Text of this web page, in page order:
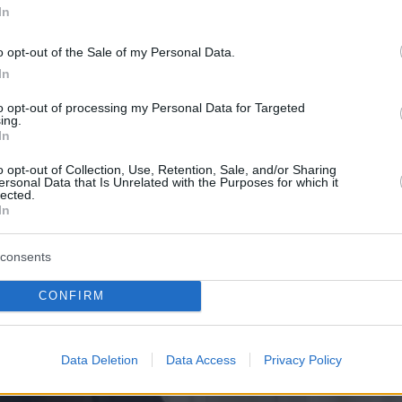
opt-out of the Sale of my Personal Data.
opt-out of processing my Personal Data for Targeted
opt-out of Collection, Use, Retention, Sale, and/or Sharing
Data that Is Unrelated with the Purposes for which it
CONFIRM
Data Deletion Data Access Privacy Policy
συγγνώμη, να συγκρουόμαστε, να
και να πηγαίνουμε μπροστά. Οι άνθρωποι
κι και έχουν γίνει ποια φωτογραφίες να μην
μην γίνονται άσχημες σκέψεις. Να είμαστε
λύνουμε και να πηγαίνουμε μπροστά με